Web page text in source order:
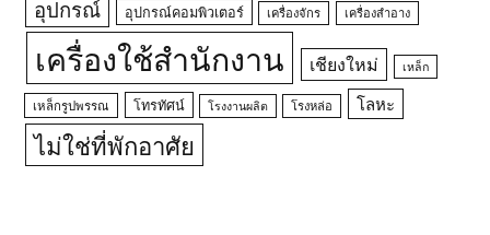
อุปกรณ์ อุปกรณ์คอมพิวเตอร์ เครื่องจักร เครื่องสำอาง
เครื่องใช้สำนักงาน เชียงใหม่ เหล็ก
เหล็กรูปพรรณ โทรทัศน์ โรงงานผลิต โรงหล่อ โลหะ
ไม่ใช่ที่พักอาศัย